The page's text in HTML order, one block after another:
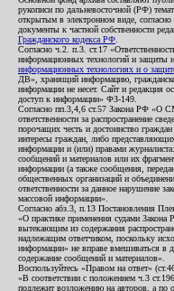
рукописи по дальневосточной (РФ)
открытым в электронном виде,
документы к частной собственности
Гражданского кодекса РФ
Согласно ч.2. п.3. ст.17
информационных технологий и защиты
информационных технологиях и о
ДВ», хранящий информацию,
информации не несет. Сайт и редакция
доступ к информации» ФЗ-149.
Согласно пп.3,4,6 ст.57 Закона РФ «О
ответственности за распространение
порочащих честь и достоинство
интересы граждан, либо
информации и (или) правами
сообщений и материалов или их
информации (а также сообщения,
общественных организаций и
ответственности за данное нарушение
массовой информации».
Согласно абз.3, п.13 Постановления
«О практике применения судами
вытекающим из содержания
надлежащим ответчиком, поскольку
информации» не вправе вмешиваться в
содержание сообщений и материалов».
Воспользуйтесь «Правом на ответ»
«В соответствии с положением ч.3
подлежит возложению на авторов, а по